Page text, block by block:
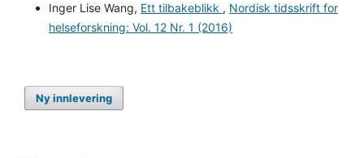
Inger Lise Wang, Ett tilbakeblikk , Nordisk tidsskrift for
helseforskning: Vol. 12 Nr. 1 (2016)
Ny innlevering